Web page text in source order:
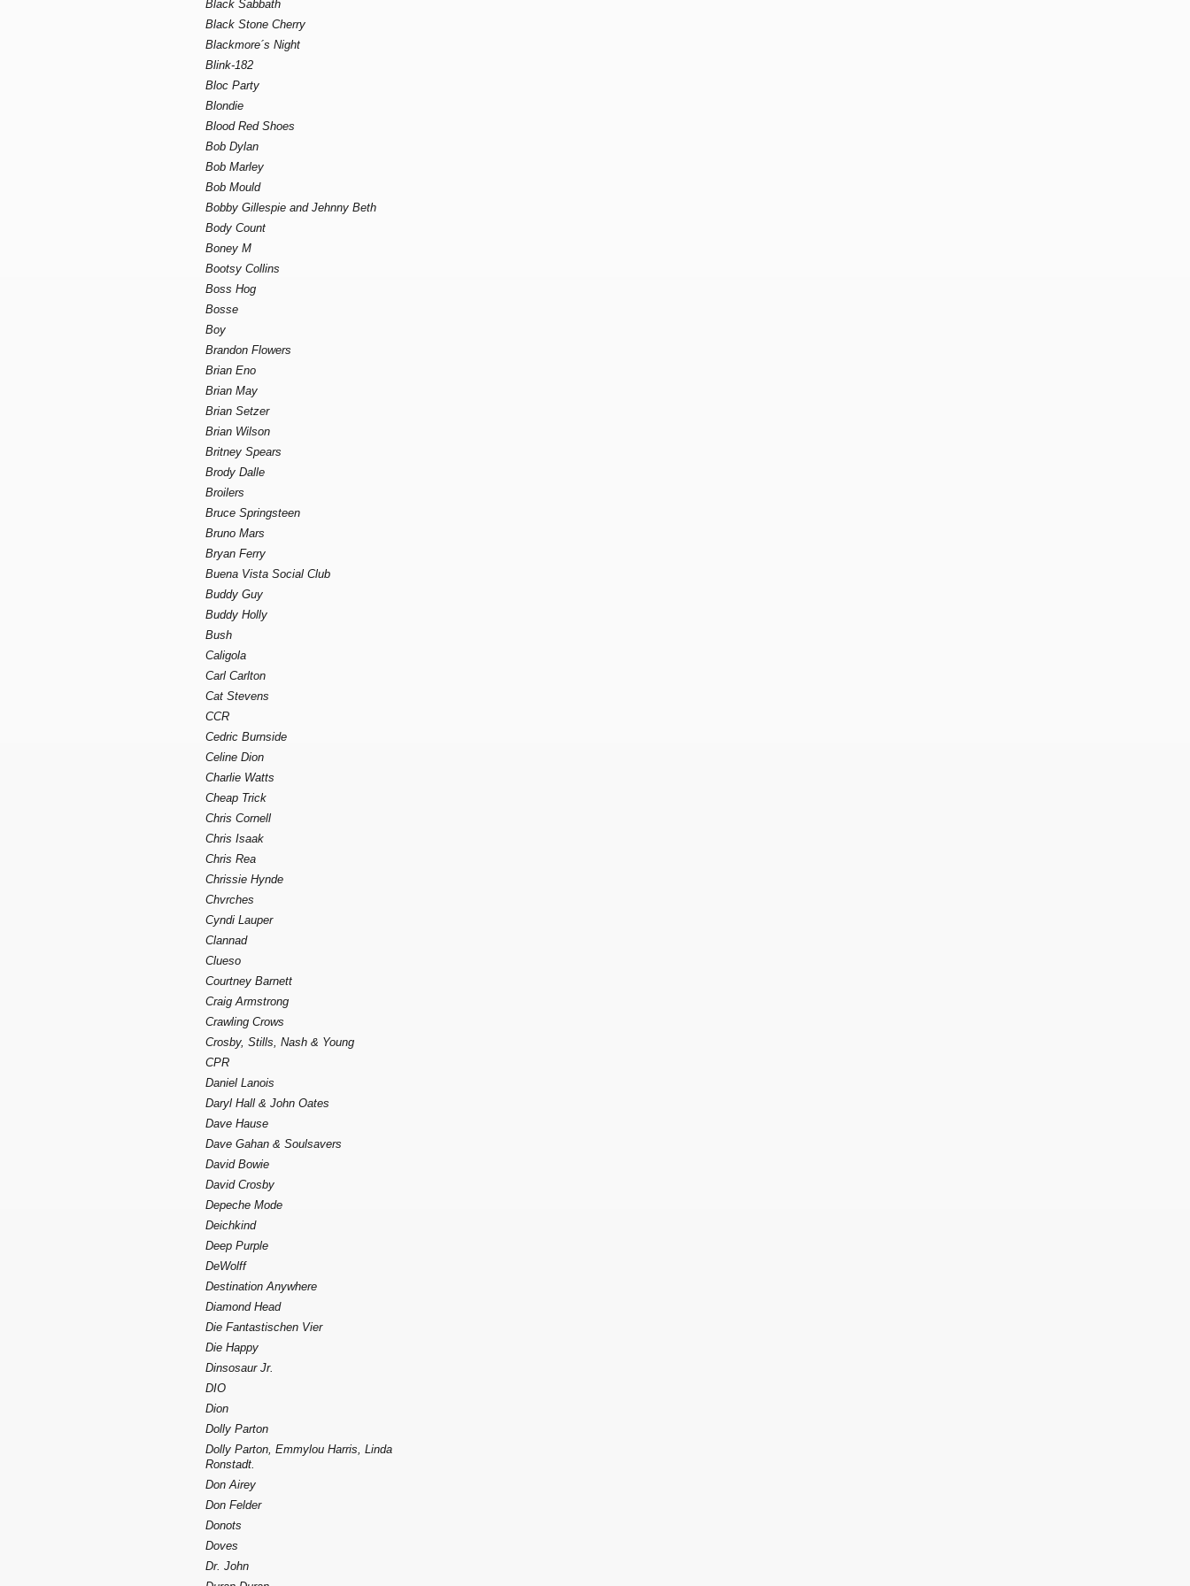
Black Sabbath
Black Stone Cherry
Blackmore´s Night
Blink-182
Bloc Party
Blondie
Blood Red Shoes
Bob Dylan
Bob Marley
Bob Mould
Bobby Gillespie and Jehnny Beth
Body Count
Boney M
Bootsy Collins
Boss Hog
Bosse
Boy
Brandon Flowers
Brian Eno
Brian May
Brian Setzer
Brian Wilson
Britney Spears
Brody Dalle
Broilers
Bruce Springsteen
Bruno Mars
Bryan Ferry
Buena Vista Social Club
Buddy Guy
Buddy Holly
Bush
Caligola
Carl Carlton
Cat Stevens
CCR
Cedric Burnside
Celine Dion
Charlie Watts
Cheap Trick
Chris Cornell
Chris Isaak
Chris Rea
Chrissie Hynde
Chvrches
Cyndi Lauper
Clannad
Clueso
Courtney Barnett
Craig Armstrong
Crawling Crows
Crosby, Stills, Nash & Young
CPR
Daniel Lanois
Daryl Hall & John Oates
Dave Hause
Dave Gahan & Soulsavers
David Bowie
David Crosby
Depeche Mode
Deichkind
Deep Purple
DeWolff
Destination Anywhere
Diamond Head
Die Fantastischen Vier
Die Happy
Dinsosaur Jr.
DIO
Dion
Dolly Parton
Dolly Parton, Emmylou Harris, Linda
Ronstadt.
Don Airey
Don Felder
Donots
Doves
Dr. John